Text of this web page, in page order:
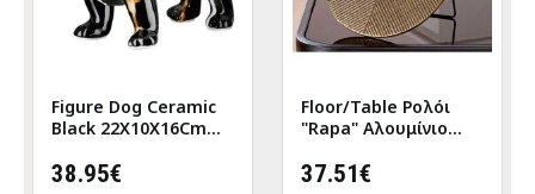
Figure Dog Ceramic
Black 22X10X16Cm
38.95€
Floor/Table Ρολόι
"Rapa" Αλουμίνιο
155 cm D. 205 cm
37.51€